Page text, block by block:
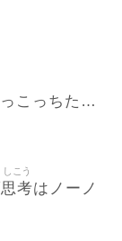
っこっちた…
思考
しこう
はノーノ